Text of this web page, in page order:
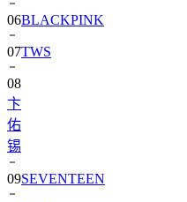
07TWS
08
卞
佑
锡
09
10aespa